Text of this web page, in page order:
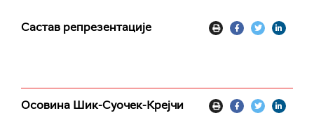
Састав репрезентације
Осовина Шик-Суочек-Крејчи